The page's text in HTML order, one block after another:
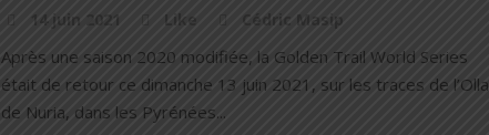
14 juin 2021 Like Cédric Masip
Après une saison 2020 modifiée, la Golden Trail World Series
était de retour ce dimanche 13 juin 2021, sur les traces de l’Olla
de Nuria, dans les Pyrénées...